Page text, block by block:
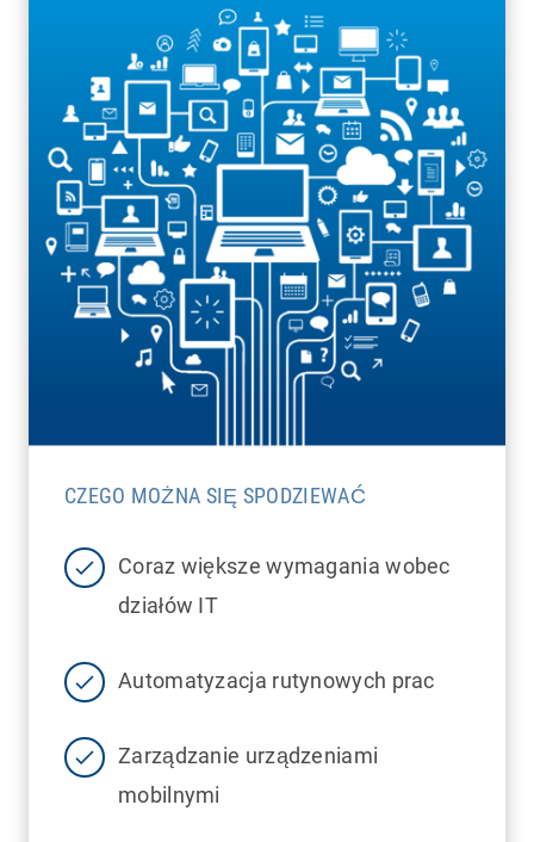
CZEGO MOŻNA SIĘ SPODZIEWAĆ
Coraz większe wymagania wobec
działów IT
Automatyzacja rutynowych prac
Zarządzanie urządzeniami
mobilnymi